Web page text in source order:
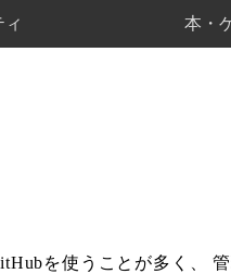
本・
を使うことが多く、